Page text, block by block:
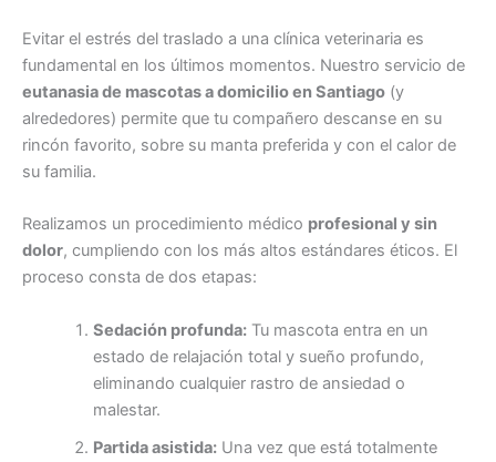
Evitar el estrés del traslado a una clínica veterinaria es
fundamental en los últimos momentos. Nuestro servicio de
eutanasia de mascotas a domicilio en Santiago (y
alrededores) permite que tu compañero descanse en su
rincón favorito, sobre su manta preferida y con el calor de
su familia.
Realizamos un procedimiento médico profesional y sin
dolor, cumpliendo con los más altos estándares éticos. El
proceso consta de dos etapas:
Sedación profunda:Tu mascota entra en un
estado de relajación total y sueño profundo,
eliminando cualquier rastro de ansiedad o
malestar.
Partida asistida:Una vez que está totalmente